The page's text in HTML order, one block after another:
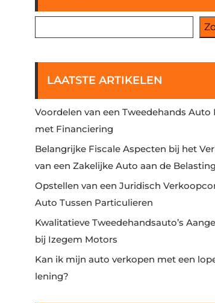
LAATSTE ARTIKELEN
Voordelen van een Tweedehands Auto
met Financiering
Belangrijke Fiscale Aspecten bij het
van een Zakelijke Auto aan de
Opstellen van een Juridisch
Auto Tussen Particulieren
Kwalitatieve Tweedehandsauto’s
bij Izegem Motors
Kan ik mijn auto verkopen met een
lening?